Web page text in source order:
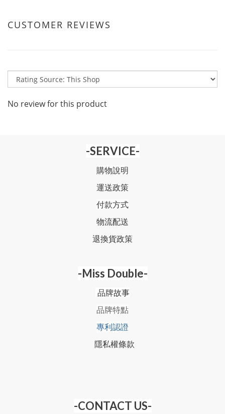
CUSTOMER REVIEWS
No review for this product
-SERVICE-
購物說明
運送政策
付款方式
物流配送
退換貨政策
-Miss Double-
品牌故事
品牌特點
專利認證
隱私權條款
-CONTACT US-